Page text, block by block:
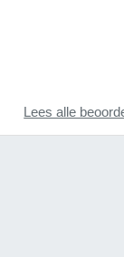
Lees alle